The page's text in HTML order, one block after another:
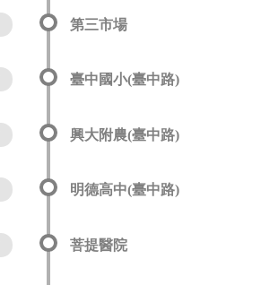
第三市場
臺中國小(臺中路)
興大附農(臺中路)
明德高中(臺中路)
菩提醫院